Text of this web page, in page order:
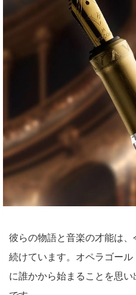
彼らの物語と音楽の才能は
続けています。オペラゴー
に誰かから始まることを思